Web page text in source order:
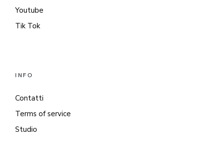
Youtube
Tik Tok
INFO
Contatti
Terms of service
Studio